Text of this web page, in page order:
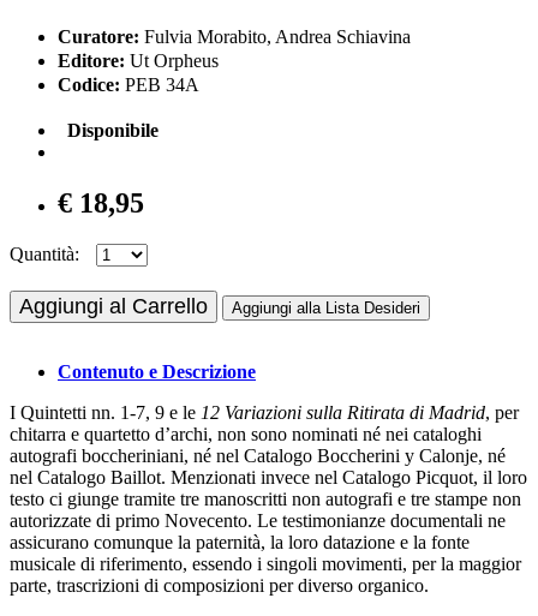
Curatore: Fulvia Morabito, Andrea Schiavina
Editore: Ut Orpheus
Codice: PEB 34A
Disponibile
€ 18,95
Quantità:
Aggiungi al Carrello Aggiungi alla Lista Desideri
Contenuto e Descrizione
I Quintetti nn. 1-7, 9 e le 12 Variazioni sulla Ritirata di Madrid, per
chitarra e quartetto d’archi, non sono nominati né nei cataloghi
autografi boccheriniani, né nel Catalogo Boccherini y Calonje, né
nel Catalogo Baillot. Menzionati invece nel Catalogo Picquot, il loro
testo ci giunge tramite tre manoscritti non autografi e tre stampe non
autorizzate di primo Novecento. Le testimonianze documentali ne
assicurano comunque la paternità, la loro datazione e la fonte
musicale di riferimento, essendo i singoli movimenti, per la maggior
parte, trascrizioni di composizioni per diverso organico.